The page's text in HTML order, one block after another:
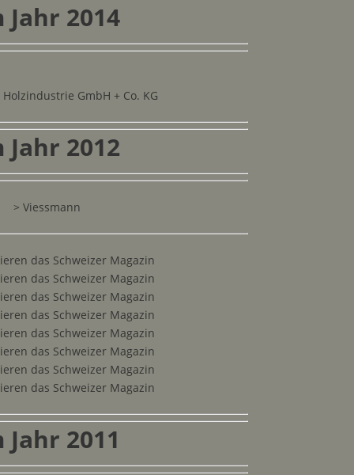
Jahr 2014
GmbH + Co. KG
Jahr 2012
>Viessmann
das Schweizer Magazin
das Schweizer Magazin
das Schweizer Magazin
das Schweizer Magazin
das Schweizer Magazin
das Schweizer Magazin
das Schweizer Magazin
das Schweizer Magazin
Jahr 2011